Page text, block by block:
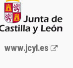
Portal
www.jcyl.es